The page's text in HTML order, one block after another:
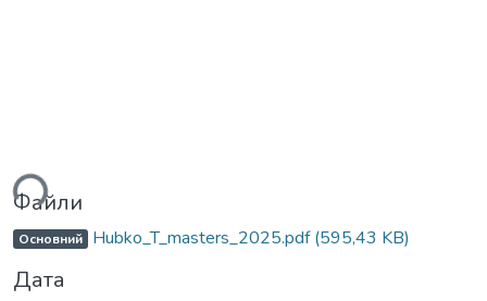
Файли
Основний Hubko_T_masters_2025.pdf(595,43 KB)
Дата